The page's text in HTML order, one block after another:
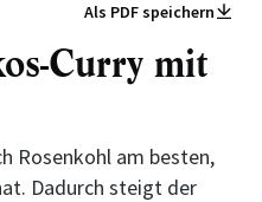
Als PDF speichern
Curry mit
Rosenkohl am besten,
Dadurch steigt der